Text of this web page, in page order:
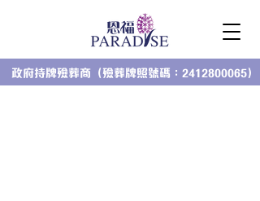
政府持牌殮葬商（殮葬牌照號碼：2412800065）